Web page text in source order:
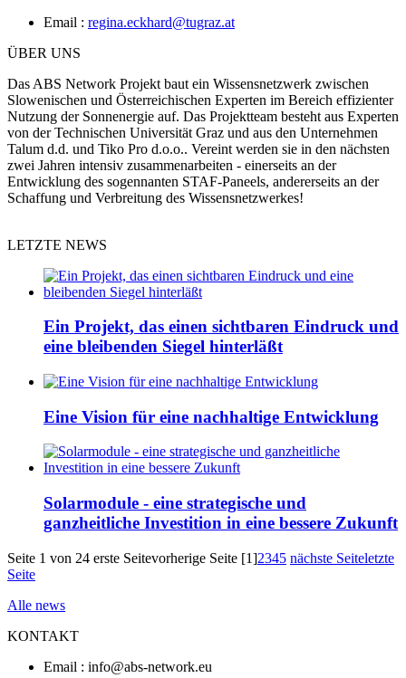
Email : regina.eckhard@tugraz.at
ÜBER UNS
Das ABS Network Projekt baut ein Wissensnetzwerk zwischen
Slowenischen und Österreichischen Experten im Bereich effizienter
Nutzung der Sonnenergie auf. Das Projektteam besteht aus Experten
von der Technischen Universität Graz und aus den Unternehmen
Talum d.d. und Tiko Pro d.o.o.. Vereint werden sie in den nächsten
zwei Jahren intensiv zusammenarbeiten - einerseits an der
Entwicklung des sogennanten STAF-Paneels, andererseits an der
Schaffung und Verbreitung des Wissensnetzwerkes!
LETZTE NEWS
Ein Projekt, das einen sichtbaren Eindruck und
eine bleibenden Siegel hinterläßt
Eine Vision für eine nachhaltige Entwicklung
Solarmodule - eine strategische und
ganzheitliche Investition in eine bessere Zukunft
Seite 1 von 24 erste Seitevorherige Seite [1]2345 nächste Seiteletzte
Seite
Alle news
KONTAKT
Email : info@abs-network.eu